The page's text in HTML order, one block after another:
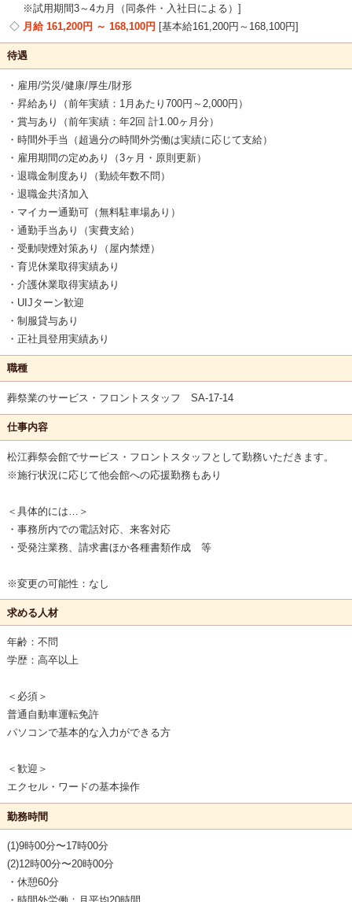
※試用期間3～4カ月（同条件・入社日による）
月給 161,200円 ～ 168,100円
基本給161,200円～168,100円
待遇
・雇用/労災/健康/厚生/財形
・昇給あり（前年実績：1月あたり700円～2,000円）
・賞与あり（前年実績：年2回 計1.00ヶ月分）
・時間外手当（超過分の時間外労働は実績に応じて支給）
・雇用期間の定めあり（3ヶ月・原則更新）
・退職金制度あり（勤続年数不問）
・退職金共済加入
・マイカー通勤可（無料駐車場あり）
・通勤手当あり（実費支給）
・受動喫煙対策あり（屋内禁煙）
・育児休業取得実績あり
・介護休業取得実績あり
・UIJターン歓迎
・制服貸与あり
・正社員登用実績あり
職種
葬祭業のサービス・フロントスタッフ SA-17-14
仕事内容
松江葬祭会館でサービス・フロントスタッフとして勤務いただきます。
※施行状況に応じて他会館への応援勤務もあり
＜具体的には…＞
・事務所内での電話対応、来客対応
・受発注業務、請求書ほか各種書類作成 等
※変更の可能性：なし
求める人材
年齢：不問
学歴：高卒以上
＜必須＞
普通自動車運転免許
パソコンで基本的な入力ができる方
＜歓迎＞
エクセル・ワードの基本操作
勤務時間
(1)9時00分〜17時00分
(2)12時00分〜20時00分
・休憩60分